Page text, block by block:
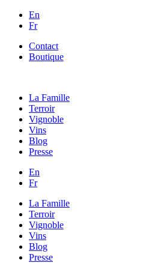
En
Fr
Contact
Boutique
La Famille
Terroir
Vignoble
Vins
Blog
Presse
En
Fr
La Famille
Terroir
Vignoble
Vins
Blog
Presse